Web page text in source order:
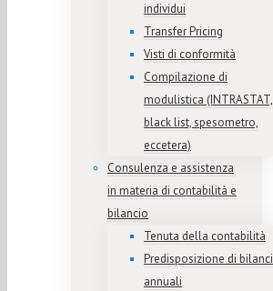
individui
Transfer Pricing
Visti di conformità
Compilazione di
modulistica (INTRASTAT,
black list, spesometro,
eccetera)
Consulenza e assistenza
in materia di contabilità e
bilancio
Tenuta della contabilità
Predisposizione di bilanci
annuali